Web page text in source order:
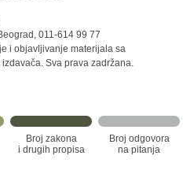
011-614 99 77
i objavljivanje materijala sa
Sva prava zadržana.
Broj zakona
i drugih propisa
Broj odgovora
na pitanja